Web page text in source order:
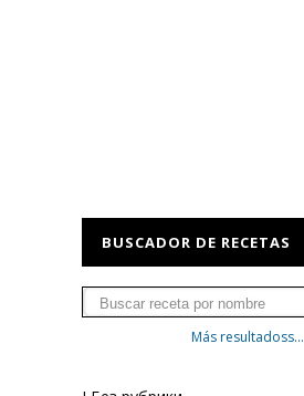
BUSCADOR DE RECETAS
Más resultadoss...